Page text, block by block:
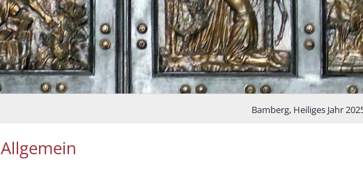
Bamberg, Heiliges Jahr
Allgemein